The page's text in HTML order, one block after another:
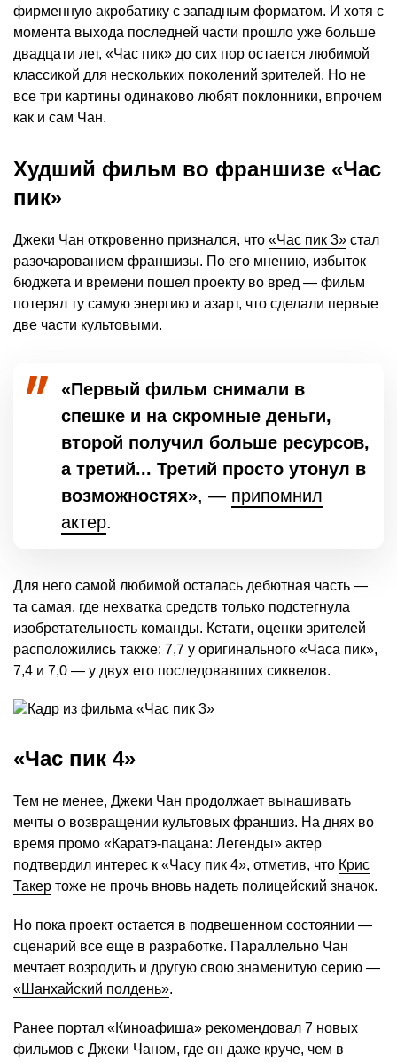
фирменную акробатику с западным форматом. И хотя с
момента выхода последней части прошло уже больше
двадцати лет, «Час пик» до сих пор остается любимой
классикой для нескольких поколений зрителей. Но не
все три картины одинаково любят поклонники, впрочем
как и сам Чан.
Худший фильм во франшизе «Час
пик»
Джеки Чан откровенно признался, что «Час пик 3» стал
разочарованием франшизы. По его мнению, избыток
бюджета и времени пошел проекту во вред — фильм
потерял ту самую энергию и азарт, что сделали первые
две части культовыми.
«Первый фильм снимали в
спешке и на скромные деньги,
второй получил больше ресурсов,
а третий... Третий просто утонул в
возможностях», — припомнил
актер.
Для него самой любимой осталась дебютная часть —
та самая, где нехватка средств только подстегнула
изобретательность команды. Кстати, оценки зрителей
расположились также: 7,7 у оригинального «Часа пик»,
7,4 и 7,0 — у двух его последовавших сиквелов.
«Час пик 4»
Тем не менее, Джеки Чан продолжает вынашивать
мечты о возвращении культовых франшиз. На днях во
время промо «Каратэ-пацана: Легенды» актер
подтвердил интерес к «Часу пик 4», отметив, что Крис
Такер тоже не прочь вновь надеть полицейский значок.
Но пока проект остается в подвешенном состоянии —
сценарий все еще в разработке. Параллельно Чан
мечтает возродить и другую свою знаменитую серию —
«Шанхайский полдень».
Ранее портал «Киноафиша» рекомендовал 7 новых
фильмов с Джеки Чаном, где он даже круче, чем в